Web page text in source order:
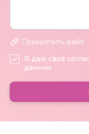
Прикрепить файл
Я даю своё
данных